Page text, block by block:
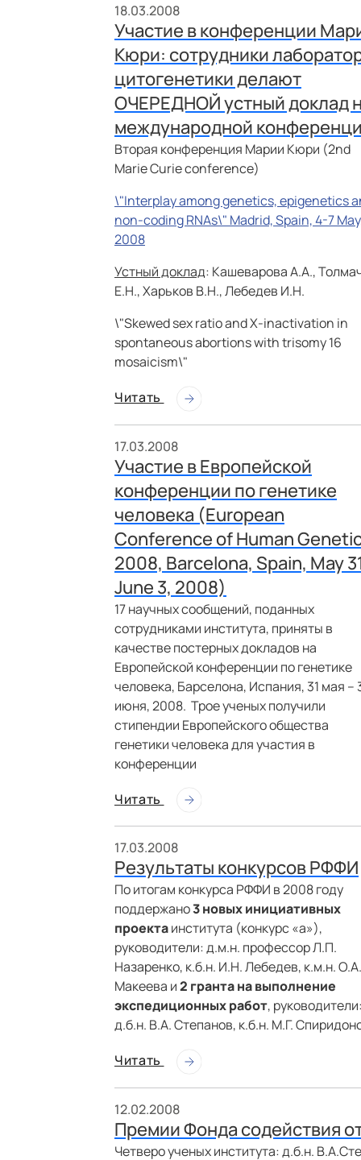
18.03.2008
Участие в конференции
Кюри: сотрудники
цитогенетики делают
ОЧЕРЕДНОЙ устный доклад
международной
Вторая конференция Марии Кюри (2nd
Marie Curie conference)
\"Interplay among genetics, epigenetics
non-coding RNAs\" Madrid, Spain, 4-7
2008
Устный доклад: Кашеварова А.А.,
Е.Н., Харьков В.Н., Лебедев И.Н.
\"Skewed sex ratio and X-inactivation in
spontaneous abortions with trisomy 16
mosaicism\"
Читать
17.03.2008
Участие в Европейской
конференции по генетике
человека (European
Conference of Human
2008, Barcelona, Spain, May
June 3, 2008)
17 научных сообщений, поданных
сотрудниками института, приняты в
качестве постерных докладов на
Европейской конференции по генетике
человека, Барселона, Испания, 31 мая –
июня, 2008. Трое ученых получили
стипендии Европейского общества
генетики человека для участия в
конференции
Читать
17.03.2008
Результаты конкурсов РФФИ
По итогам конкурса РФФИ в 2008 году
поддержано3 новых инициативных
проектаинститута (конкурс «а»),
руководители: д.м.н. профессор Л.П.
Назаренко, к.б.н. И.Н. Лебедев, к.м.н. О.А.
Макеева и2 гранта на выполнение
экспедиционных работ,
д.б.н. В.А. Степанов, к.б.н. М.Г.
Читать
12.02.2008
Премии Фонда содействия
Четверо ученых института: д.б.н.